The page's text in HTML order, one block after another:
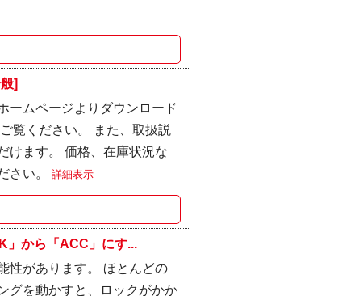
]
ームページよりダウンロード
覧ください。 また、取扱説
けます。 価格、在庫状況な
さい。 詳細表示
」から「ACC」にす...
性があります。 ほとんどの
グを動かすと、ロックがかか